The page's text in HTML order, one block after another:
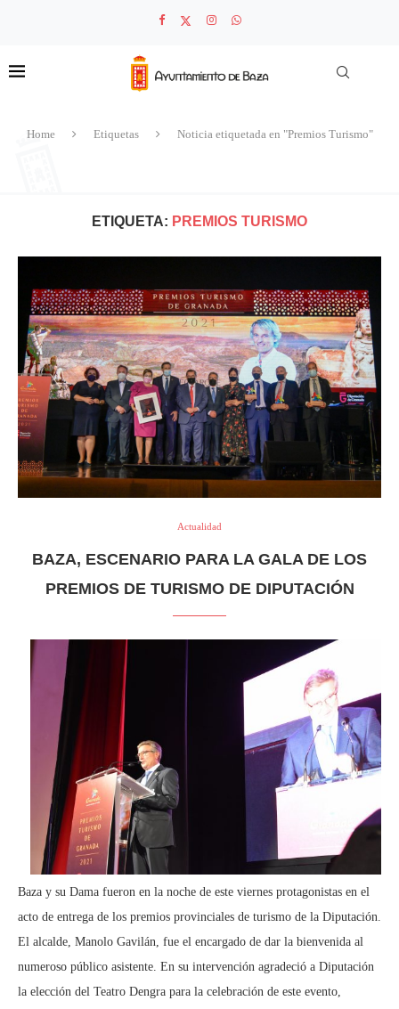
Home Etiquetas Noticia etiquetada en "Premios Turismo"
ETIQUETA: PREMIOS TURISMO
Actualidad
BAZA, ESCENARIO PARA LA GALA DE LOS
PREMIOS DE TURISMO DE DIPUTACIÓN
Baza y su Dama fueron en la noche de este viernes protagonistas en el
acto de entrega de los premios provinciales de turismo de la Diputación.
El alcalde, Manolo Gavilán, fue el encargado de dar la bienvenida al
numeroso público asistente. En su intervención agradeció a Diputación
la elección del Teatro Dengra para la celebración de este evento,